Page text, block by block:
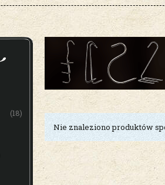
(18)
Nie znaleziono produktów